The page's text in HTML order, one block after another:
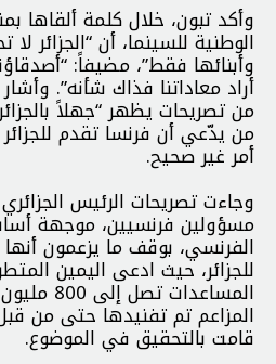
وأكد تبون، خلال كلمة ألقاها
الوطنية للسينما، أن “الجزائر
وأبنائها فقط”، مضيفاً:
أراد معاداتنا فذاك شأنه”.
من تصريحات يظهر “جهلاً
من يدّعي أن فرنسا تقدم
أمر غير صحيح.
وجاءت تصريحات الرئيس
مسؤولين فرنسيين، موجهة
الفرنسي، بوقف ما يزعمون
للجزائر، حيث ادعى اليمين
المزاعم تم تفنيدها حتى من
قامت بالتحقيق في الموضوع.